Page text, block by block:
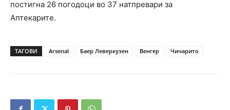
постигна 26 погодоци во 37 натпревари за
Аптекарите.
ТАГОВИ Arsenal Баер Леверкузен Венгер Чичарито